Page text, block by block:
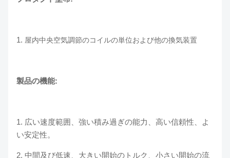
1. 屋内中央空気調節のコイルの単位および他の換気装置
製品の機能:
1. 広い速度範囲、強い積み過ぎの能力、高い信頼性、よ
い安定性。
2. 中間及び低速、大きい開始のトルク、小さい開始の流